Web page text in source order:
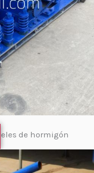
de hormigón